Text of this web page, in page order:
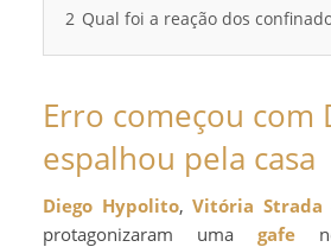
2 Qual foi a reação dos
Erro começou com
espalhou pela casa
Diego Hypolito, Vitória Strada
protagonizaram uma gafe